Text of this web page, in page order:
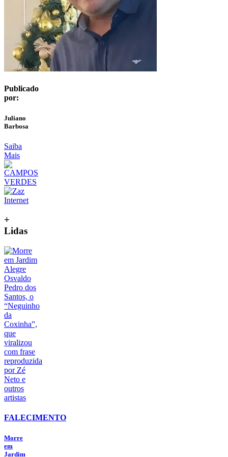
Publicado
por:
Juliano
Barbosa
Saiba
Mais
+
Lidas
FALECIMENTO
Morre
em
Jardim